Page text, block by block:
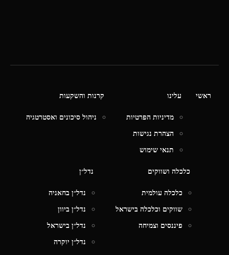
ראשי עלינו
מדיניות הפרטיות
הצהרת נגישות
תנאי שימוש
קרנות והשקעות
ניהול סיכונים ואסטרטגיה
כלכלה ושווקים
כלכלה עולמית
שווקים וכלכלה בישראל
פיננסים וצמיחה
נדל״ן
נדל״ן בחאניה
נדל״ן ביוון
נדל״ן בישראל
נדל״ן יוקרה